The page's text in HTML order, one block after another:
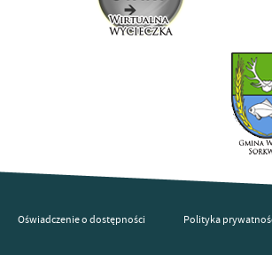
Oświadczenie o dostępności Polityka